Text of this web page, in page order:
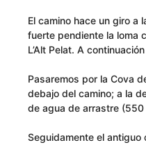
El camino hace un giro a
fuerte pendiente la loma
L’Alt Pelat. A
Pasaremos por la Cova
debajo del camino; a la
de agua de arrastre (550
Seguidamente el antiguo